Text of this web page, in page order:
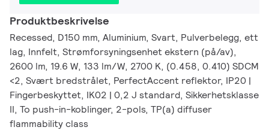
Produktbeskrivelse
Recessed, D150 mm, Aluminium, Svart, Pulverbelegg, ett
lag, Innfelt, Strømforsyningsenhet ekstern (på/av),
2600 lm, 19.6 W, 133 lm/W, 2700 K, (0.458, 0.410) SDCM
<2, Svært bredstrålet, PerfectAccent reflektor, IP20 |
Fingerbeskyttet, IK02 | 0,2 J standard, Sikkerhetsklasse
II, To push-in-koblinger, 2-pols, TP(a) diffuser
flammability class